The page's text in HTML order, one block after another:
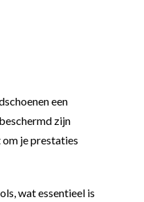
een
zijn
je prestaties
wat essentieel is